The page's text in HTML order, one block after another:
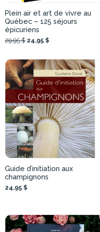
Plein air et art de vivre au
Québec – 125 séjours
épicuriens
29,95 $ 24,95 $
Guide d’initiation aux
champignons
24,95 $